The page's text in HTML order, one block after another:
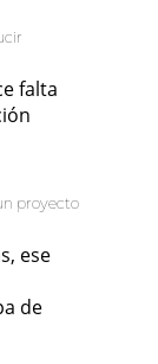
falta
proyecto
ese
de